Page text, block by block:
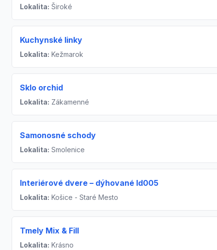
Lokalita: Široké
Kuchynské linky
Lokalita: Kežmarok
Sklo orchid
Lokalita: Zákamenné
Samonosné schody
Lokalita: Smolenice
Interiérové dvere – dýhované Id005
Lokalita: Košice - Staré Mesto
Tmely Mix & Fill
Lokalita: Krásno